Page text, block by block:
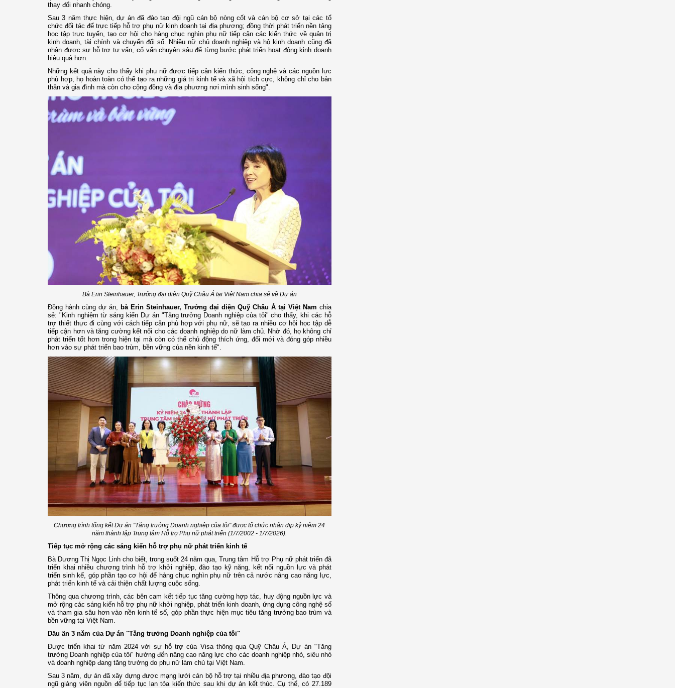
thay đổi nhanh chóng.
Sau 3 năm thực hiện, dự án đã đào tạo đội ngũ cán bộ nòng cốt và cán bộ cơ sở tại các tổ
chức đối tác để trực tiếp hỗ trợ phụ nữ kinh doanh tại địa phương; đồng thời phát triển nền tảng
học tập trực tuyến, tạo cơ hội cho hàng chục nghìn phụ nữ tiếp cận các kiến thức về quản trị
kinh doanh, tài chính và chuyển đổi số. Nhiều nữ chủ doanh nghiệp và hộ kinh doanh cũng đã
nhận được sự hỗ trợ tư vấn, cố vấn chuyên sâu để từng bước phát triển hoạt động kinh doanh
hiệu quả hơn.
Những kết quả này cho thấy khi phụ nữ được tiếp cận kiến thức, công nghệ và các nguồn lực
phù hợp, họ hoàn toàn có thể tạo ra những giá trị kinh tế và xã hội tích cực, không chỉ cho bản
thân và gia đình mà còn cho cộng đồng và địa phương nơi mình sinh sống".
Bà Erin Steinhauer, Trưởng đại diện Quỹ Châu Á tại Việt Nam chia sẻ về Dự án
Đồng hành cùng dự án, bà Erin Steinhauer, Trưởng đại diện Quỹ Châu Á tại Việt Nam chia
sẻ: "Kinh nghiệm từ sáng kiến Dự án "Tăng trưởng Doanh nghiệp của tôi" cho thấy, khi các hỗ
trợ thiết thực đi cùng với cách tiếp cận phù hợp với phụ nữ, sẽ tạo ra nhiều cơ hội học tập dễ
tiếp cận hơn và tăng cường kết nối cho các doanh nghiệp do nữ làm chủ. Nhờ đó, họ không chỉ
phát triển tốt hơn trong hiện tại mà còn có thể chủ động thích ứng, đổi mới và đóng góp nhiều
hơn vào sự phát triển bao trùm, bền vững của nền kinh tế".
Chương trình tổng kết Dự án "Tăng trưởng Doanh nghiệp của tôi" được tổ chức nhân dịp kỷ niệm 24
năm thành lập Trung tâm Hỗ trợ Phụ nữ phát triển (1/7/2002 - 1/7/2026).
Tiếp tục mở rộng các sáng kiến hỗ trợ phụ nữ phát triển kinh tế
Bà Dương Thị Ngọc Linh cho biết, trong suốt 24 năm qua, Trung tâm Hỗ trợ Phụ nữ phát triển đã
triển khai nhiều chương trình hỗ trợ khởi nghiệp, đào tạo kỹ năng, kết nối nguồn lực và phát
triển sinh kế, góp phần tạo cơ hội để hàng chục nghìn phụ nữ trên cả nước nâng cao năng lực,
phát triển kinh tế và cải thiện chất lượng cuộc sống.
Thông qua chương trình, các bên cam kết tiếp tục tăng cường hợp tác, huy động nguồn lực và
mở rộng các sáng kiến hỗ trợ phụ nữ khởi nghiệp, phát triển kinh doanh, ứng dụng công nghệ số
và tham gia sâu hơn vào nền kinh tế số, góp phần thực hiện mục tiêu tăng trưởng bao trùm và
bền vững tại Việt Nam.
Dấu ấn 3 năm của Dự án "Tăng trưởng Doanh nghiệp của tôi"
Được triển khai từ năm 2024 với sự hỗ trợ của Visa thông qua Quỹ Châu Á, Dự án "Tăng
trưởng Doanh nghiệp của tôi" hướng đến nâng cao năng lực cho các doanh nghiệp nhỏ, siêu nhỏ
và doanh nghiệp đang tăng trưởng do phụ nữ làm chủ tại Việt Nam.
Sau 3 năm, dự án đã xây dựng được mạng lưới cán bộ hỗ trợ tại nhiều địa phương, đào tạo đội
ngũ giảng viên nguồn để tiếp tục lan tỏa kiến thức sau khi dự án kết thúc. Cụ thể, có 27.189